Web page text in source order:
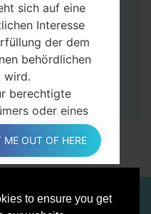
to ensure you get
Reset”-Zeit und
„Start“-Taste auf.
und von PC
sich auf eine
Interesse
der dem
behördlichen
wird.
berechtigte
oder eines
gerne
für die
ob die
ME OUT OF HERE